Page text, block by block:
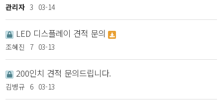
관리자 3 03-14
LED 디스플레이 견적 문의
조혜진 7 03-13
200인치 견적 문의드립니다.
김병규 6 03-13